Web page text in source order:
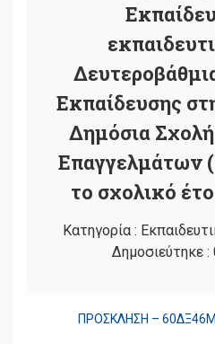
Εκπαίδευσης
Δημόσια
Επαγγελμάτων
το σχολικό
Κατηγορία :
Δημοσιεύτηκε :
ΠΡΟΣΚΛΗΣΗ –